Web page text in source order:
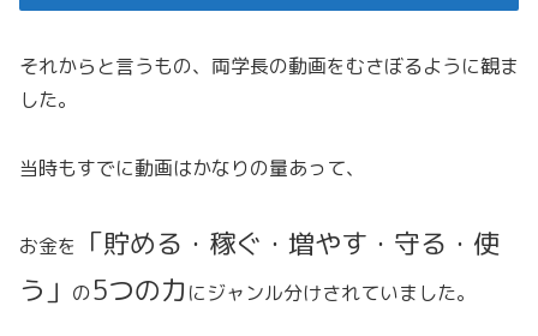
それからと言うもの、両学長の動画をむさぼるように観ま
した。
当時もすでに動画はかなりの量あって、
お金を
「貯める・稼ぐ・増やす・守る・使
う」 の5つの力 にジャンル分けされていました。